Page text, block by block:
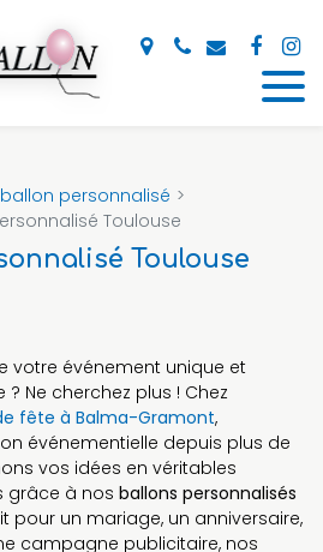
ballon personnalisé
Toulouse
Toulouse
votre événement unique et
Ne cherchez plus ! Chez
fête à Balma-Gramont,
événementielle depuis plus de
vos idées en véritables
grâce à nos ballons personnalisés
pour un mariage, un anniversaire,
campagne publicitaire, nos